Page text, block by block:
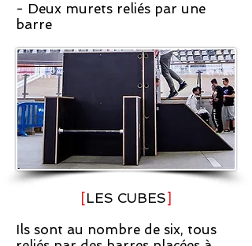
- Deux murets reliés par une
barre
[LES CUBES]
Ils sont au nombre de six, tous